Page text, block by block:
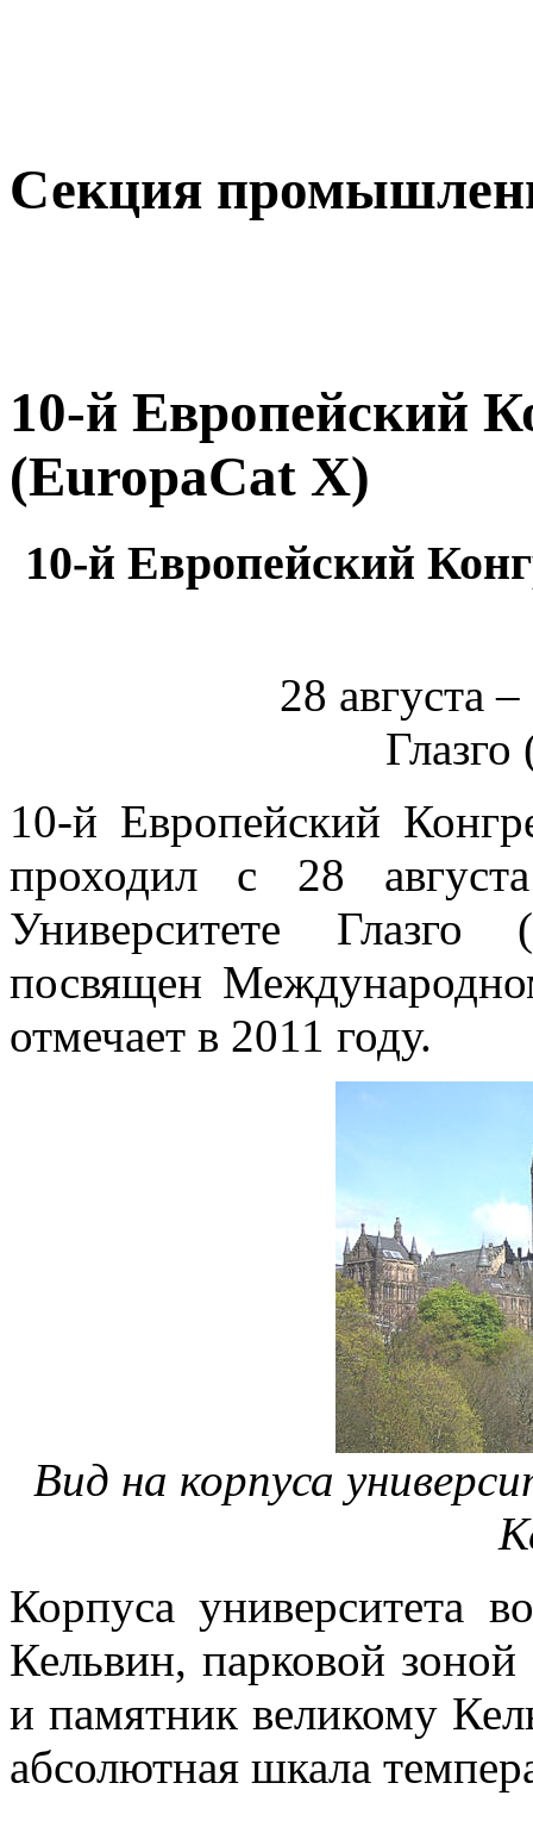
Секция
10-й Европейский
(EuropaCat X)
10-й Европейский
28 августа
10-й Европейский
проходил с 28
Университете
посвящен
отмечает в 2011 году.
Вид на корпуса
Корпуса университета
Кельвин, парковой зоной
и памятник великому
абсолютная шкала